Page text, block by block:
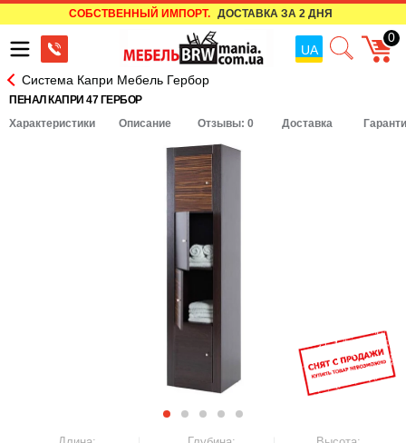
СОБСТВЕННЫЙ ИМПОРТ. ДОСТАВКА ЗА 2 ДНЯ
UA
0
Система Капри Мебель Гербор
ПЕНАЛ КАПРИ 47 ГЕРБОР
Характеристики
Описание Отзывы: 0 Доставка